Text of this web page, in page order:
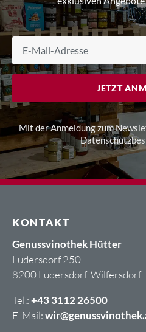
JETZT
Mit der Anmeldung zum
KONTAKT
Genussvinothek Hütter
Ludersdorf 250
8200 Ludersdorf-Wilfersdorf
Tel.:+43 3112 26500
E-Mail: